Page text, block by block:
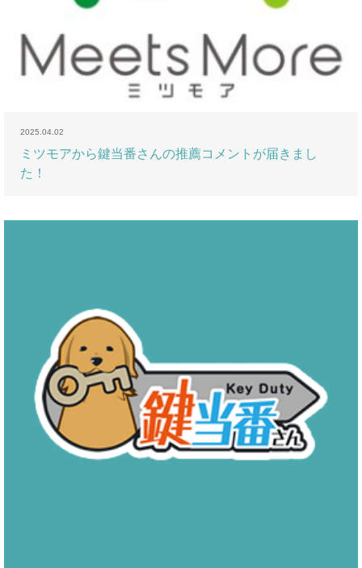
2025.04.02
ミツモアから鍵当番さんの推薦コメントが届きまし
た！